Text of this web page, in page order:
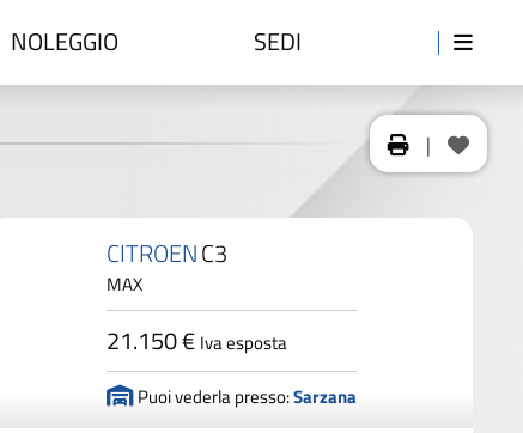
NOLEGGIO SEDI
|
CITROENC3
MAX
21.150 € Iva esposta
Puoi vederla presso:Sarzana